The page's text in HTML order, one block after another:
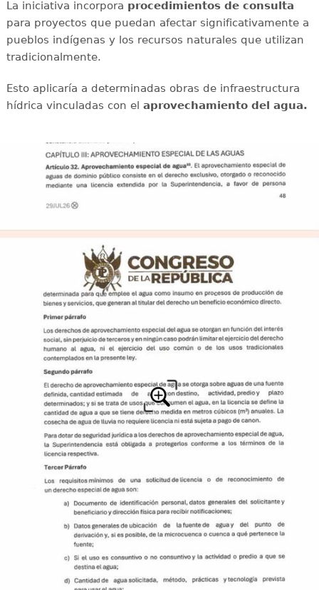
La iniciativa incorpora procedimientos de consulta
para proyectos que puedan afectar significativamente a
pueblos indígenas y los recursos naturales que utilizan
tradicionalmente.
Esto aplicaría a determinadas obras de infraestructura
hídrica vinculadas con el aprovechamiento del agua.